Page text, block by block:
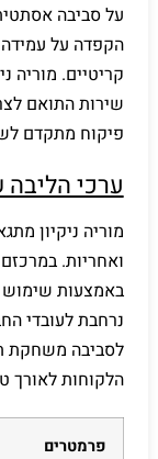
על סביבה
הקפדה על עמידה
קריטיים. מוריה
שירות התואם
פיקוח מתקדם
ערכי הליבה
מוריה ניקיון
ואחריות.
באמצעות שימוש
נרחבת לעובדי
לסביבה משחקת
הלקוחות לאורך
פרמטרים